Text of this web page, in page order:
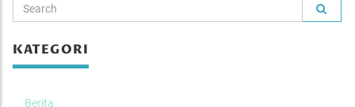
KATEGORI
Berita